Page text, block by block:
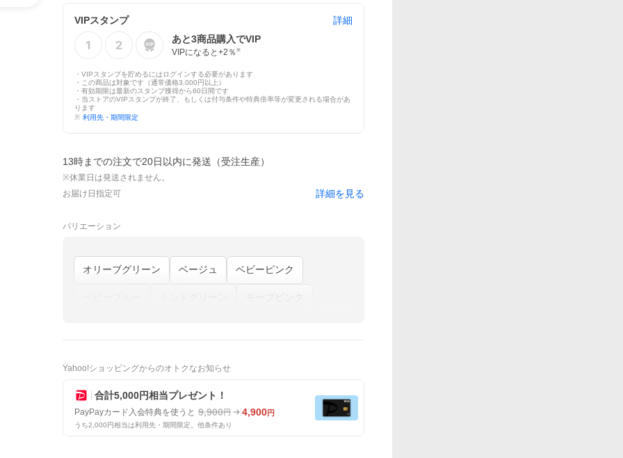
VIPスタンプ
詳細
あと3商品購入でVIP
VIPになると+2 ％ ※
・VIPスタンプを貯めるにはログインする必要があります
・この商品は対象です（通常価格3,000円以上）
・有効期限は最新のスタンプ獲得から60日間です
・当ストアのVIPスタンプが終了、もしくは付与条件や特典倍率等が変更される場合があ
ります
※ 利用先・期間限定
13時までの注文で20日以内に発送（受注生産）
※休業日は発送されません。
お届け日指定可
詳細を見る
バリエーション
オリーブグリーン ベージュ ベビーピンク
モーブピンク
Yahoo!ショッピングからのオトクなお知らせ
合計5,000円相当プレゼント！
PayPayカード入会特典を使うと 9,900円 4,900円
うち2,000円相当は利用先・期間限定。他条件あり